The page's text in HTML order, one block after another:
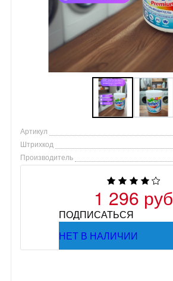
Артикул
Штрихкод
Производитель
1 296 руб
ПОДПИСАТЬСЯ
НЕТ В НАЛИЧИИ